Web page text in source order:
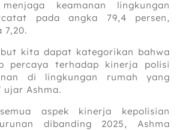
keamanan lingkungan
pada angka 79,4 persen,
kita dapat kategorikan bahwa
percaya terhadap kinerja polisi
di lingkungan rumah yang
Ashma.
aspek kinerja kepolisian
dibanding 2025, Ashma